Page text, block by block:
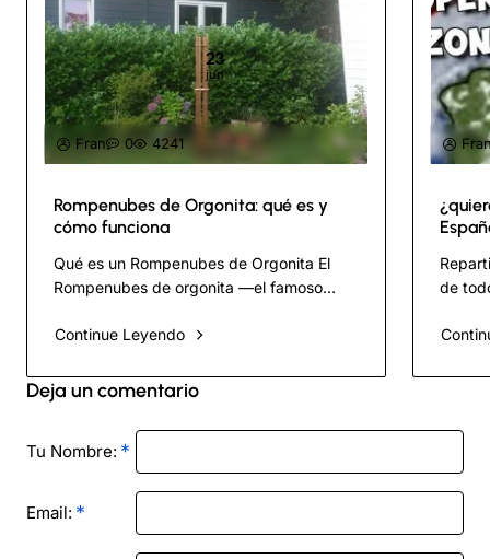
23
jun
Fran 0 4241
Rompenubes de Orgonita: qué es y
cómo funciona
Qué es un Rompenubes de Orgonita El
Rompenubes de orgonita —el famoso
probablemente el dispositivo más llamati..
Continue Leyendo
de
Deja un comentario
Tu Nombre:
Email: